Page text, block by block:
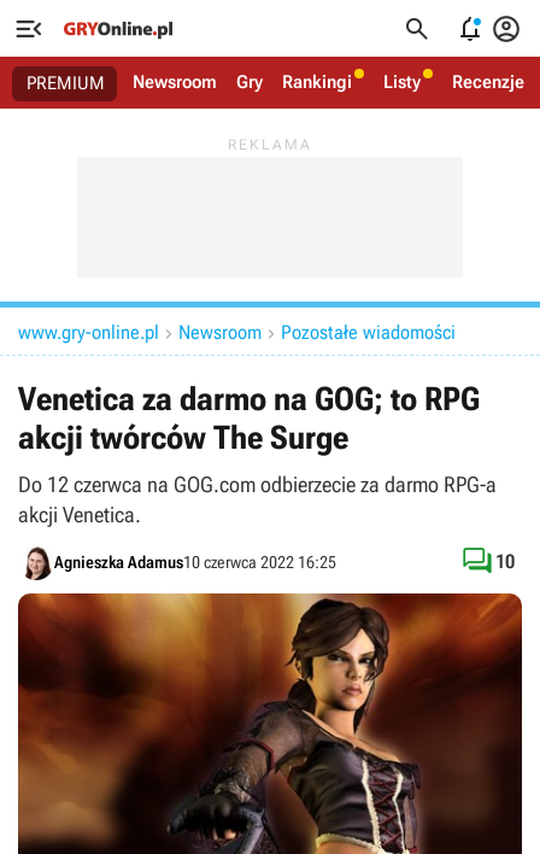
   
PREMIUM Newsroom Gry Rankingi Listy Recenzje
www.gry-online.pl  Newsroom  Pozostałe wiadomości
Venetica za darmo na GOG; to RPG
akcji twórców The Surge
Do 12 czerwca na GOG.com odbierzecie za darmo RPG-a
akcji Venetica.
Agnieszka Adamus10 czerwca 2022 16:25  10